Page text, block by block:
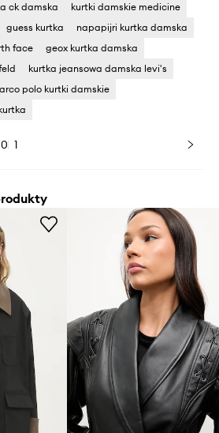
ck damska
kurtki damskie medicine
guess kurtka
napapijri kurtka damska
face
geox kurtka damska
kurtka jeansowa damska levi's
polo kurtki damskie
1